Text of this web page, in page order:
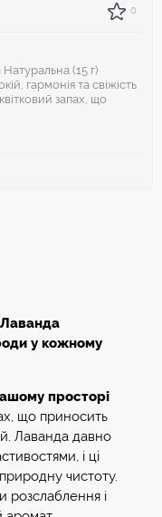
0
(15 г)
гармонія та свіжість
запах, що
і ці пахощі від
у кожному
просторі
що приносить
Лаванда давно
і ці
чистоту.
розслаблення і